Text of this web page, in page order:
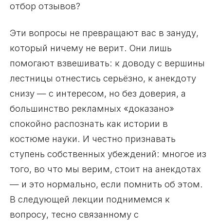
отбор отзывов?
Эти вопросы не превращают вас в зануду,
который ничему не верит. Они лишь
помогают взвешивать: к доводу с вершины
лестницы отнестись серьёзно, к анекдоту
снизу — с интересом, но без доверия, а
большинство рекламных «доказано»
спокойно распознать как истории в
костюме науки. И честно признавать
ступень собственных убеждений: многое из
того, во что мы верим, стоит на анекдотах
— и это нормально, если помнить об этом.
В следующей лекции поднимемся к
вопросу, тесно связанному с